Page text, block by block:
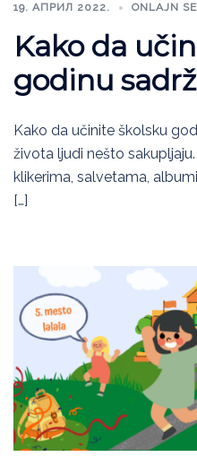
19. АПРИЛ 2022. ONLAJN
Kako da
godinu
Kako da učinite školsku
života ljudi nešto
klikerima, salvetama,
[…]